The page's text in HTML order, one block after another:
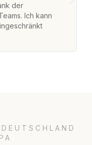
der
Ich kann